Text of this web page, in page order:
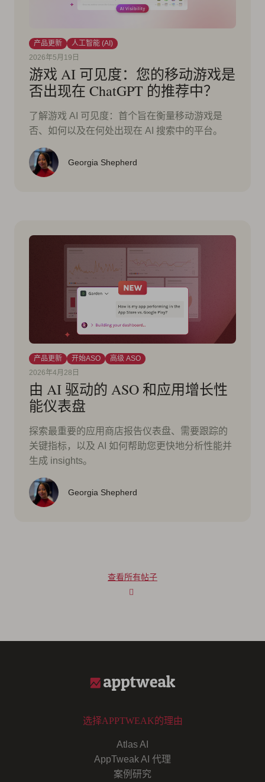
产品更新
人工智能 (AI)
2026年5月19日
游戏 AI 可见度：您的移动游戏是
否出现在 ChatGPT 的推荐中？
了解游戏 AI 可见度：首个旨在衡量移动游戏是
否、如何以及在何处出现在 AI 搜索中的平台。
Georgia Shepherd
产品更新 开始ASO
高级 ASO
2026年4月28日
由 AI 驱动的 ASO 和应用增长性
能仪表盘
探索最重要的应用商店报告仪表盘、需要跟踪的
关键指标，以及 AI 如何帮助您更快地分析性能并
生成 insights。
Georgia Shepherd
查看所有帖子
选择APPTWEAK的理由
Atlas AI
AppTweak AI 代理
案例研究